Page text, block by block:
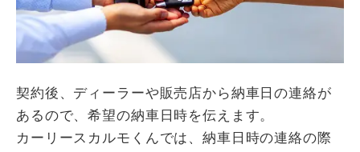
契約後、ディーラーや販売店から納車日の連絡が
あるので、希望の納車日時を伝えます。
カーリースカルモくんでは、納車日時の連絡の際